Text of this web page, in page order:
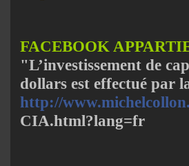
FACEBOOK
"L’investissement de
dollars est effectué par
http://
CIA.html?lang=fr